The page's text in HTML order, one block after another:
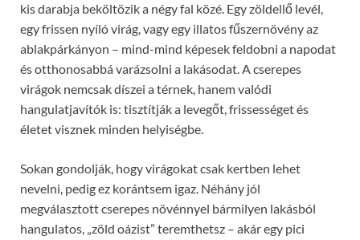
kis darabja beköltözik a négy fal közé. Egy zöldellő levél,
egy frissen nyíló virág, vagy egy illatos fűszernövény az
ablakpárkányon – mind-mind képesek feldobni a napodat
és otthonosabbá varázsolni a lakásodat. A cserepes
virágok nemcsak díszei a térnek, hanem valódi
hangulatjavítók is: tisztítják a levegőt, frissességet és
életet visznek minden helyiségbe.
Sokan gondolják, hogy virágokat csak kertben lehet
nevelni, pedig ez korántsem igaz. Néhány jól
megválasztott cserepes növénnyel bármilyen lakásból
hangulatos, „zöld oázist” teremthetsz – akár egy pici